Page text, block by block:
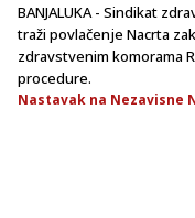
BANJALUKA - Sindikat
traži povlačenje Nacrta
zdravstvenim komorama
procedure.
Nastavak na Nezavisne